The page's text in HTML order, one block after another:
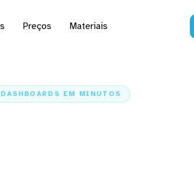
Preços Materiais
DASHBOARDS EM MINUTOS